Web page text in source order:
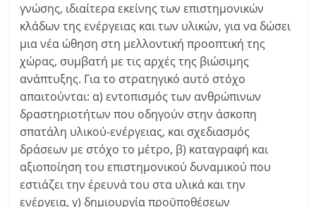
γνώσης, ιδιαίτερα εκείνης των επιστημονικών
κλάδων της ενέργειας και των υλικών, για να δώσει
μια νέα ώθηση στη μελλοντική προοπτική της
χώρας, συμβατή με τις αρχές της βιώσιμης
ανάπτυξης. Για το στρατηγικό αυτό στόχο
απαιτούνται: α) εντοπισμός των ανθρώπινων
δραστηριοτήτων που οδηγούν στην άσκοπη
σπατάλη υλικού-ενέργειας, και σχεδιασμός
δράσεων με στόχο το μέτρο, β) καταγραφή και
αξιοποίηση του επιστημονικού δυναμικού που
εστιάζει την έρευνά του στα υλικά και την
ενέργεια, γ) δημιουργία προϋποθέσεων